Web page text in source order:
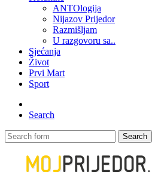
ANTOlogija
Nijazov Prijedor
Razmišljam
U razgovoru sa..
Sjećanja
Život
Prvi Mart
Sport
Search
Search